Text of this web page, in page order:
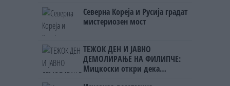
на бизнисменот Марковски
Северна Кореја и Русија градат
мистериозен мост
ТЕЖОК ДЕН И ЈАВНО
ДЕМОЛИРАЊЕ НА ФИЛИПЧЕ:
Мицкоски откри дека